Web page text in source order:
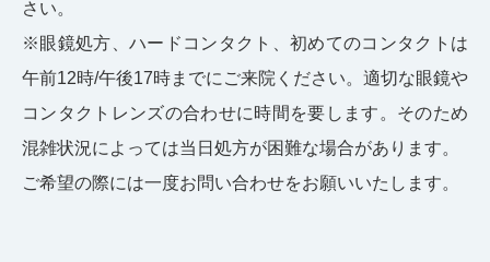
さい。
※眼鏡処方、ハードコンタクト、初めてのコンタクトは
午前12時/午後17時までにご来院ください。適切な眼鏡や
コンタクトレンズの合わせに時間を要します。そのため
混雑状況によっては当日処方が困難な場合があります。
ご希望の際には一度お問い合わせをお願いいたします。